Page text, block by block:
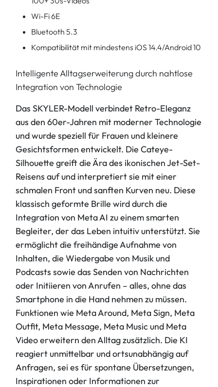
Wi-Fi 6E
Bluetooth 5.3
Kompatibilität mit mindestens iOS 14.4/Android 10
Intelligente Alltagserweiterung durch nahtlose
Integration von Technologie
Das SKYLER-Modell verbindet Retro-Eleganz
aus den 60er-Jahren mit moderner Technologie
und wurde speziell für Frauen und kleinere
Gesichtsformen entwickelt. Die Cateye-
Silhouette greift die Ära des ikonischen Jet-Set-
Reisens auf und interpretiert sie mit einer
schmalen Front und sanften Kurven neu. Diese
klassisch geformte Brille wird durch die
Integration von Meta AI zu einem smarten
Begleiter, der das Leben intuitiv unterstützt. Sie
ermöglicht die freihändige Aufnahme von
Inhalten, die Wiedergabe von Musik und
Podcasts sowie das Senden von Nachrichten
oder Initiieren von Anrufen – alles, ohne das
Smartphone in die Hand nehmen zu müssen.
Funktionen wie Meta Around, Meta Sign, Meta
Outfit, Meta Message, Meta Music und Meta
Video erweitern den Alltag zusätzlich. Die KI
reagiert unmittelbar und ortsunabhängig auf
Anfragen, sei es für spontane Übersetzungen,
Inspirationen oder Informationen zur